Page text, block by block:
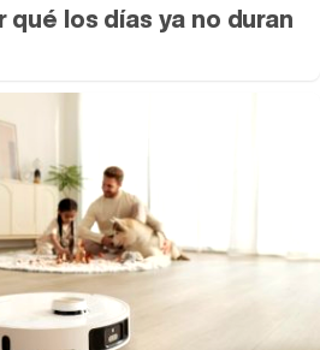
los días ya no duran